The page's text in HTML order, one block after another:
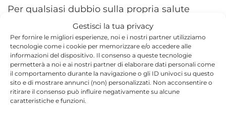
Gestisci la tua privacy
Per fornire le migliori esperienze, noi e i nostri partner utilizziamo
tecnologie come i cookie per memorizzare e/o accedere alle
informazioni del dispositivo. Il consenso a queste tecnologie
permetterà a noi e ai nostri partner di elaborare dati personali come
il comportamento durante la navigazione o gli ID univoci su questo
sito e di mostrare annunci (non) personalizzati. Non acconsentire o
ritirare il consenso può influire negativamente su alcune
caratteristiche e funzioni.
Per qualsiasi dubbio sulla propria salute
consultare il medico di base o uno specialista.
TORNA IN SALUTE E BENESSERE